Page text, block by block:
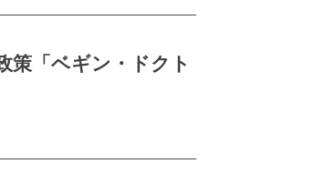
策「ベギン・ドクト